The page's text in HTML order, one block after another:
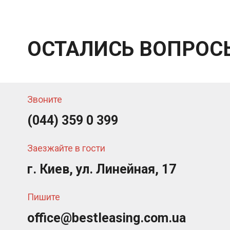
ОСТАЛИСЬ
Звоните
(044) 359 0 399
Заезжайте в гости
г. Киев, ул. Линейная, 17
Пишите
office@bestleasing.com.ua